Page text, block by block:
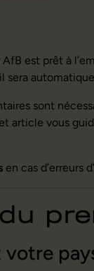
est prêt à
sont
article vous
en cas d’erreurs d’
votre